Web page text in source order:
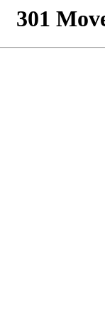
301